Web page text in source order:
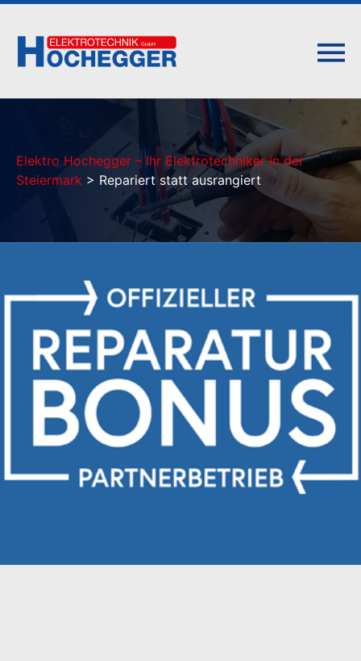
Elektro Hochegger – Ihr Elektrotechniker in der
Steiermark > Repariert statt ausrangiert